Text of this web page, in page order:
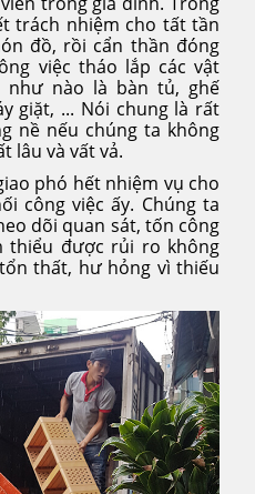
trách nhiệm cho tất tần
đồ, rồi cẩn thần đóng
việc tháo lắp các vật
nào là bàn tủ, ghế
giặt, ... Nói chung là rất
nề nếu chúng ta không
lâu và vất vả.
phó hết nhiệm vụ cho
công việc ấy. Chúng ta
dõi quan sát, tốn công
thiểu được rủi ro không
thất, hư hỏng vì thiếu